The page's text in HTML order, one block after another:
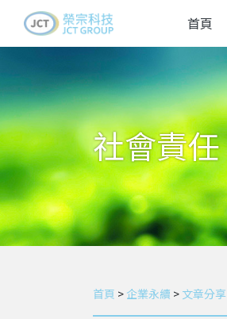
首頁
社會責任
首頁 > 企業永續 > 文章分享